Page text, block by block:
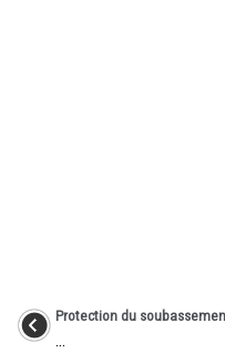
Protection du
...